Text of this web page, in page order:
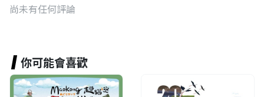
尚未有任何評論
你可能會喜歡